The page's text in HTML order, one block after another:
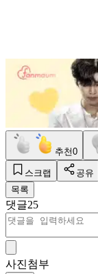
추천0
스크랩 공유
목록
댓글25
사진첨부